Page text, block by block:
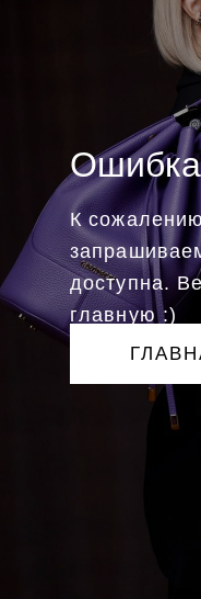
К
доступна.
главную :)